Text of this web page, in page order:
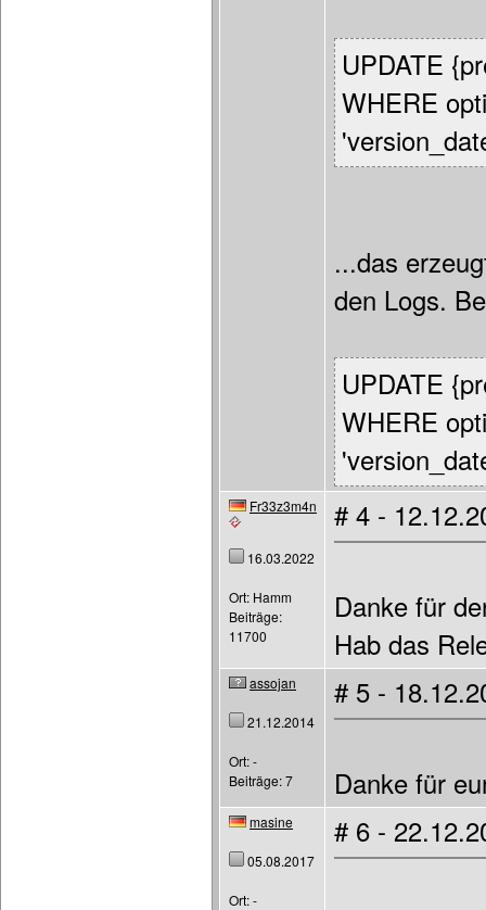
UPDATE
WHERE
...das
den Logs.
UPDATE
WHERE
Fr33z3m4n
16.03.2022
Ort: Hamm
Beiträge:
11700
# 4 -
Danke für
Hab das
assojan
21.12.2014
Ort: -
Beiträge: 7
# 5 -
Danke für
masine
05.08.2017
Ort: -
# 6 -